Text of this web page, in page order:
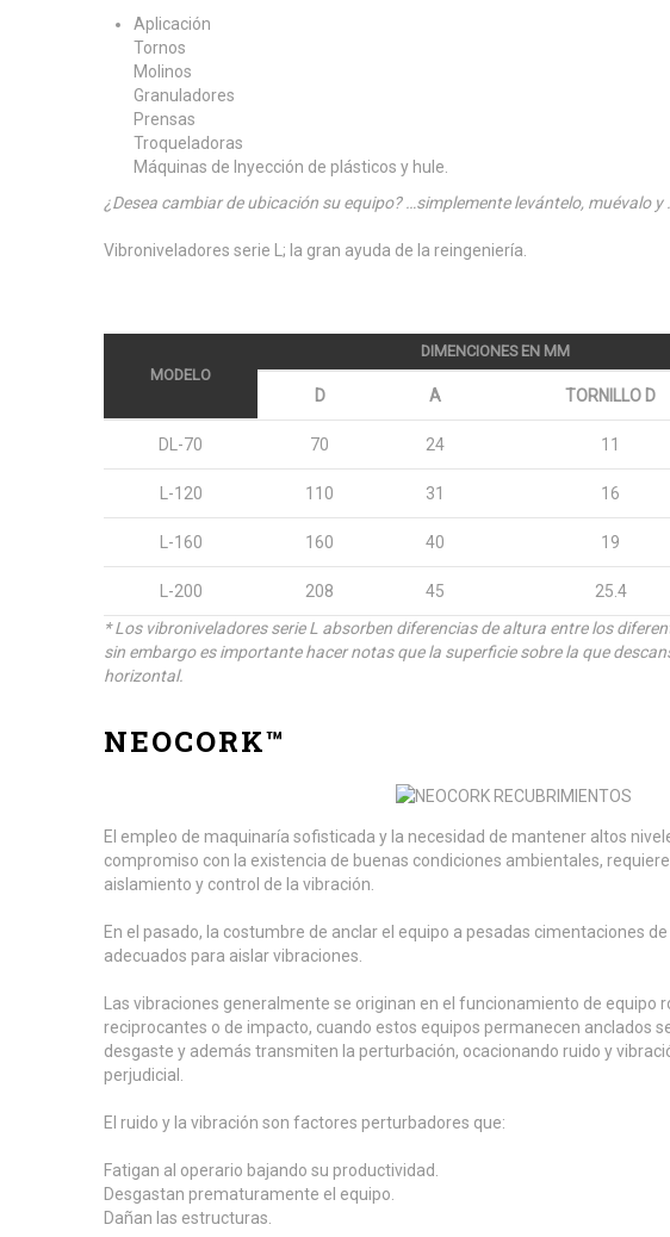
Aplicación
Tornos
Molinos
Granuladores
Prensas
Troqueladoras
Máquinas de Inyección de plásticos y hule.
¿Desea cambiar de ubicación su equipo? …simplemente levántelo, muévalo y
Vibroniveladores serie L; la gran ayuda de la reingeniería.
MODELO
DIMENCIONES EN MM
D A TORNILLO D
DL-70 70 24 11
L-120 110 31 16
L-160 160 40 19
L-200 208 45 25.4
* Los vibroniveladores serie L absorben diferencias de altura entre los
sin embargo es importante hacer notas que la superficie sobre la que
horizontal.
NEOCORK™
El empleo de maquinaría sofisticada y la necesidad de mantener altos
compromiso con la existencia de buenas condiciones ambientales,
aislamiento y control de la vibración.
En el pasado, la costumbre de anclar el equipo a pesadas cimentaciones
adecuados para aislar vibraciones.
Las vibraciones generalmente se originan en el funcionamiento de equipo
reciprocantes o de impacto, cuando estos equipos permanecen anclados
desgaste y además transmiten la perturbación, ocacionando ruido y
perjudicial.
El ruido y la vibración son factores perturbadores que:
Fatigan al operario bajando su productividad.
Desgastan prematuramente el equipo.
Dañan las estructuras.